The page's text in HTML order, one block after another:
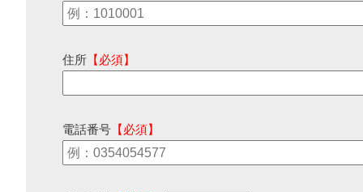
住所 【必須】
電話番号 【必須】